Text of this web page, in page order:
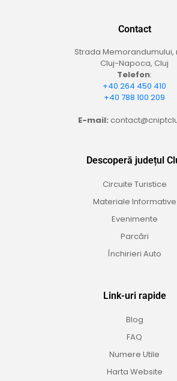
Contact
Strada Memorandumului,
Cluj-Napoca, Cluj
Telefon:
+40 264 450 410
+40 788 100 209
E-mail:
Descoperă județul
Circuite Turistice
Materiale Informative
Evenimente
Parcări
Închirieri Auto
Link-uri rapide
Blog
FAQ
Numere Utile
Harta Website